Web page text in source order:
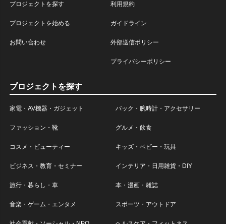
プロジェクトを探す
プロジェクトを始める
お問い合わせ
利用規約
ガイドライン
外部送信ポリシー
プライバシーポリシー
プロジェクトを探す
家電・AV機器・ガジェット バック・腕時計・アクセサリー
ファッション・靴 グルメ・飲食
コスメ・ビューティー キッズ・ベビー・玩具
ビジネス・教育・セミナー インテリア・日用雑貨・DIY
旅行・暮らし・車 本・漫画・雑誌
音楽・ゲーム・エンタメ スポーツ・アウトドア